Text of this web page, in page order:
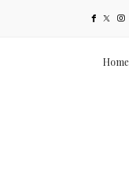
Home